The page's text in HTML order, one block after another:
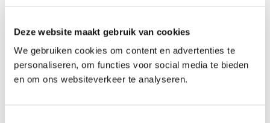
Deze website maakt gebruik van cookies
We gebruiken cookies om content en advertenties te
personaliseren, om functies voor social media te bieden
en om ons websiteverkeer te analyseren.